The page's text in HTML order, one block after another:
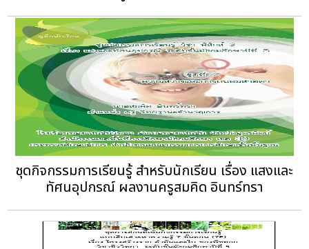
ชุดกิจกรรมการเรียนรู้ สำหรับนักเรียน เรื่อง แสงและ
ทัศนอุปกรณ์ ผลงานครูสมคิด อินทร์ทรา